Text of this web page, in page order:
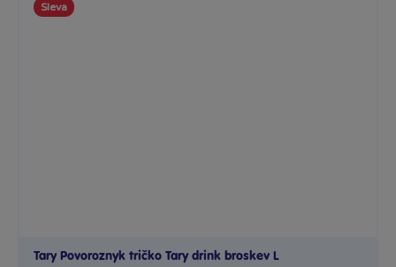
Sleva
Tary Povoroznyk tričko Tary drink broskev L